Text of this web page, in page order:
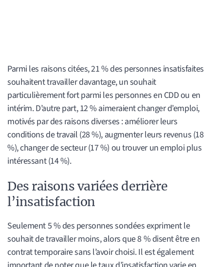
Parmi les raisons citées, 21 % des personnes insatisfaites
souhaitent travailler davantage, un souhait
particulièrement fort parmi les personnes en CDD ou en
intérim. D’autre part, 12 % aimeraient changer d’emploi,
motivés par des raisons diverses : améliorer leurs
conditions de travail (28 %), augmenter leurs revenus (18
%), changer de secteur (17 %) ou trouver un emploi plus
intéressant (14 %).
Des raisons variées derrière
l’insatisfaction
Seulement 5 % des personnes sondées expriment le
souhait de travailler moins, alors que 8 % disent être en
contrat temporaire sans l’avoir choisi. Il est également